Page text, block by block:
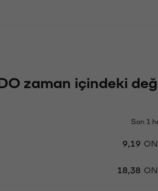
zaman içindeki
Son 1
9,19
18,38